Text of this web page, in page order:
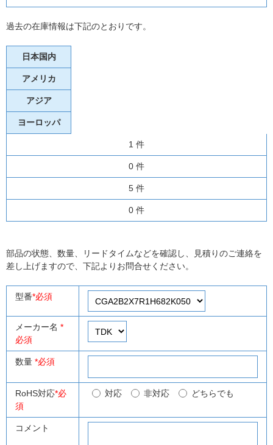
過去の在庫情報は下記のとおりです。
日本国内
アメリカ
アジア
ヨーロッパ
1 件
0 件
5 件
0 件
部品の状態、数量、リードタイムなどを確認し、見積りのご連絡を
差し上げますので、下記よりお問合せください。
型番*必須
メーカー名 *
必須
数量 *必須
RoHS対応*必
須
対応 非対応 どちらでも
コメント